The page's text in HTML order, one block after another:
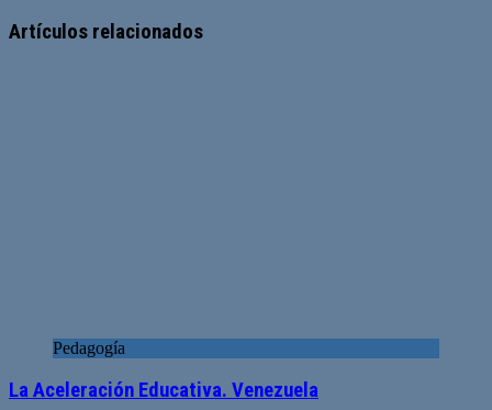
web
Artículos relacionados
Pedagogía
La Aceleración Educativa. Venezuela